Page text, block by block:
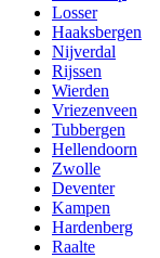
Losser
Haaksbergen
Nijverdal
Rijssen
Wierden
Vriezenveen
Tubbergen
Hellendoorn
Zwolle
Deventer
Kampen
Hardenberg
Raalte